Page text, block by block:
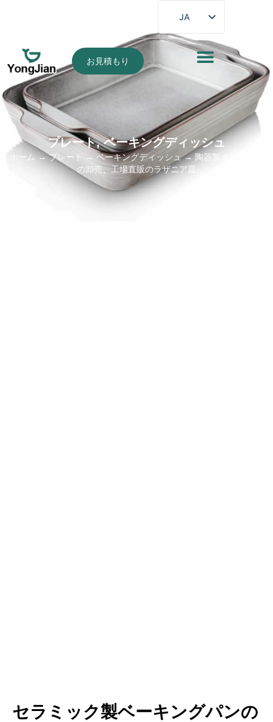
JA
EN
DE
PT
AR
お見積もり
プレート,ベーキングディッシュ
ホーム→プレート → ベーキングディッシュ→ 陶器製オーブン皿
の卸売、工場直販のラザニア皿
セラミック製ベーキングパンの